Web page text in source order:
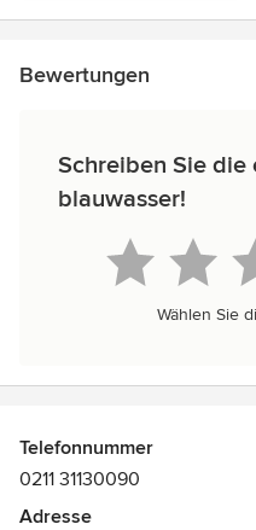
Bewertungen
Schreiben Sie
blauwasser!
Wählen Sie
Telefonnummer
0211 31130090
Adresse